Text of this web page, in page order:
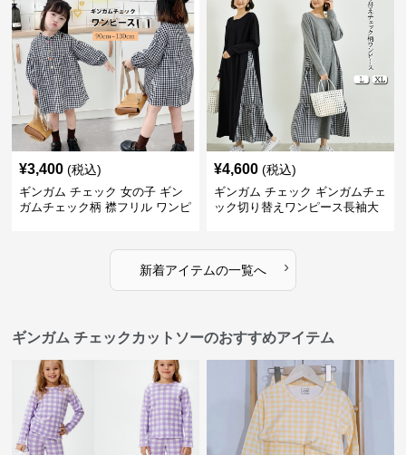
¥3,400 (税込)
ギンガム チェック 女の子 ギン
ガムチェック柄 襟フリル ワンピ
¥4,600 (税込)
ギンガム チェック ギンガムチェ
ック切り替えワンピース長袖大
新着アイテムの一覧へ ›
ギンガム チェックカットソーのおすすめアイテム